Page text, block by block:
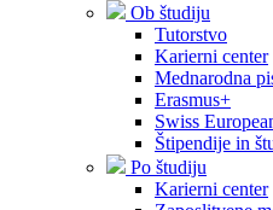
Ob študiju
Tutorstvo
Karierni center
Mednarodna
Erasmus+
Swiss
Štipendije in
Po študiju
Karierni center